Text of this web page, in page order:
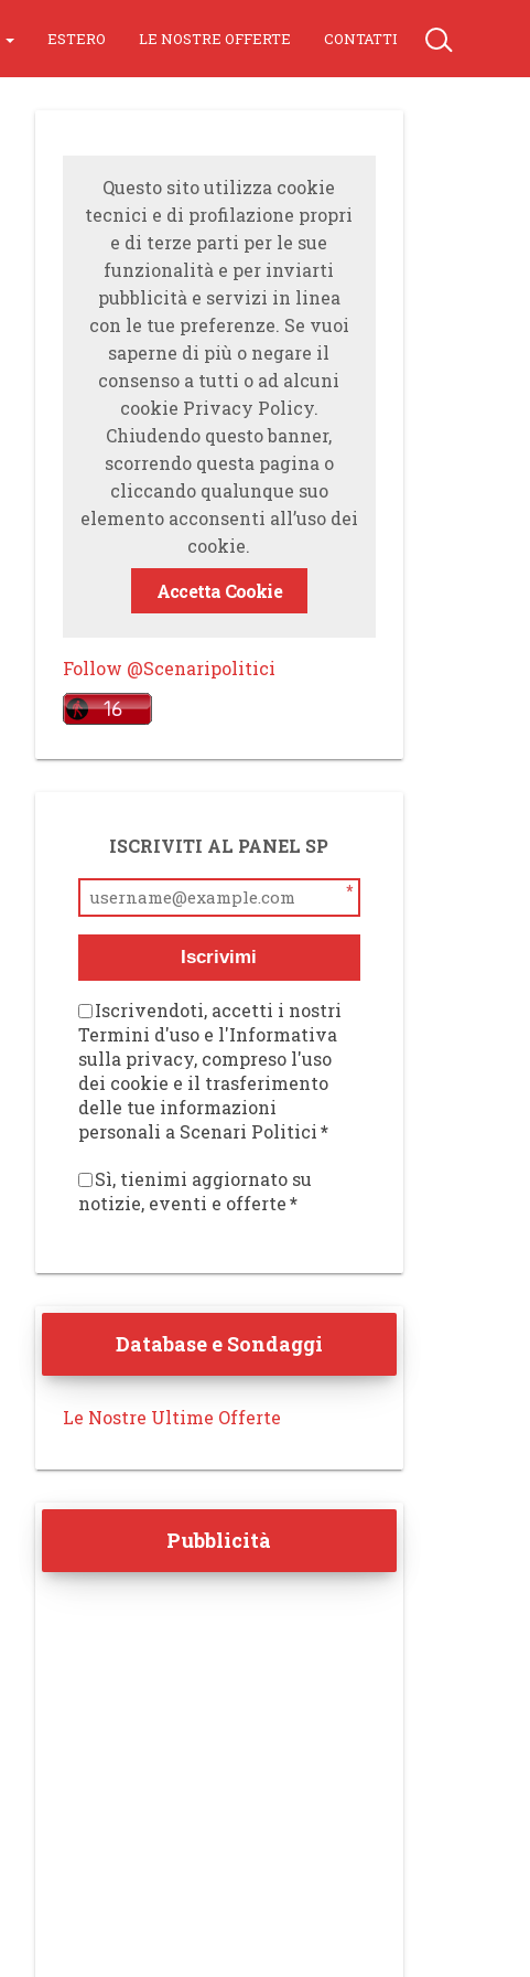
ESTERO LE NOSTRE OFFERTE CONTATTI
Questo sito utilizza cookie
tecnici e di profilazione propri
e di terze parti per le sue
funzionalità e per inviarti
pubblicità e servizi in linea
con le tue preferenze. Se vuoi
saperne di più o negare il
consenso a tutti o ad alcuni
cookie Privacy Policy.
Chiudendo questo banner,
scorrendo questa pagina o
cliccando qualunque suo
elemento acconsenti all’uso dei
cookie.
Accetta Cookie
Follow @Scenaripolitici
ISCRIVITI AL PANEL SP
*
Iscrivimi
Iscrivendoti, accetti i nostri
Termini d'uso e l'Informativa
sulla privacy, compreso l'uso
dei cookie e il trasferimento
delle tue informazioni
personali a Scenari Politici*
Sì, tienimi aggiornato su
notizie, eventi e offerte*
Database e Sondaggi
Le Nostre Ultime Offerte
Pubblicità